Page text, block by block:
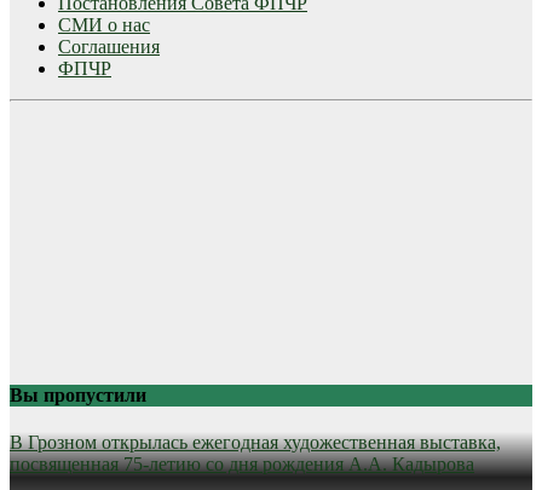
СМИ о нас
Соглашения
ФПЧР
Вы пропустили
В Грозном открылась ежегодная художественная выставка,
посвященная 75-летию со дня рождения А.А. Кадырова